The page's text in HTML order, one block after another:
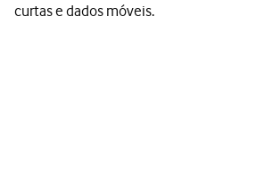
curtas e dados móveis.